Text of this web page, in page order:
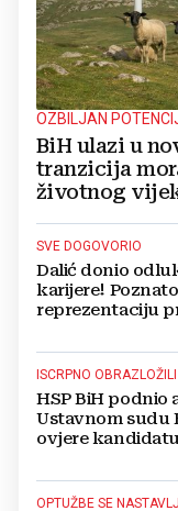
OZBILJAN
BiH ulazi u
tranzicija
životnog
SVE DOGOVORIO
Dalić donio
karijere!
reprezentaciju
ISCRPNO
HSP BiH podnio
Ustavnom sudu
ovjere
OPTUŽBE SE